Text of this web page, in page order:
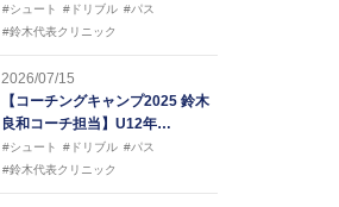
#シュート #ドリブル #パス
#鈴木代表クリニック
2026/07/15
【コーチングキャンプ2025 鈴木
良和コーチ担当】U12年…
#シュート #ドリブル #パス
#鈴木代表クリニック